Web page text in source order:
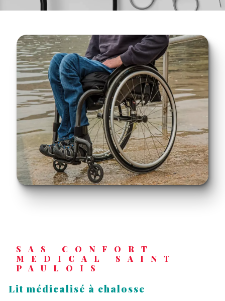
SAS CONFORT
MEDICAL SAINT
PAULOIS
lit médicalisé à chalosse